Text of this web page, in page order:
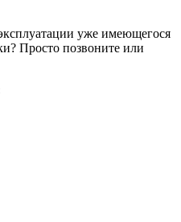
уже имеющегося
Просто позвоните или